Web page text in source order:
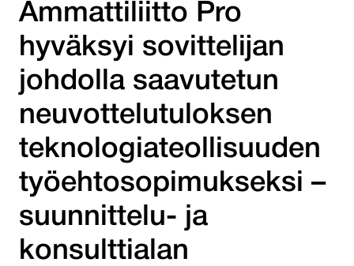
Ammattiliitto Pro
hyväksyi sovittelijan
johdolla saavutetun
neuvottelutuloksen
teknologiateollisuuden
työehtosopimukseksi –
suunnittelu- ja
konsulttialan